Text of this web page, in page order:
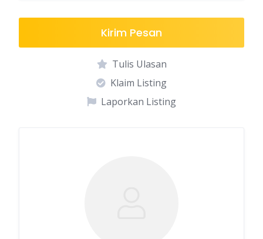
Kirim Pesan
Tulis Ulasan
Klaim Listing
Laporkan Listing